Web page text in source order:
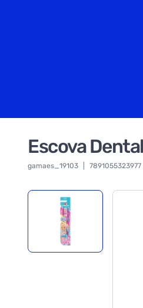
Escova
gamaes_19103 7891055323977